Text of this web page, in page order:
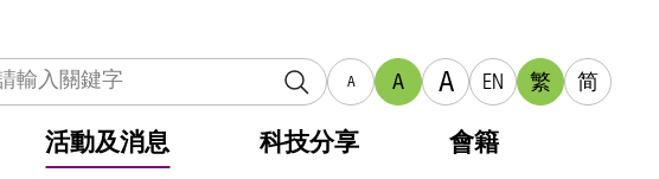
A A A EN 繁 简
活動及消息 科技分享 會籍